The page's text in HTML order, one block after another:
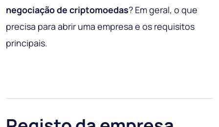
negociação de criptomoedas? Em geral, o que
precisa para abrir uma empresa e os requisitos
principais.